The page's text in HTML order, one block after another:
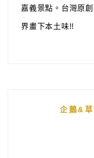
嘉義景點。台灣原
界畫下本土味!!
企鵝&